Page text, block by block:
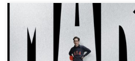
Wielki Marty to dramat sportowy w
inspirowany prawdziwą historią tenisisty